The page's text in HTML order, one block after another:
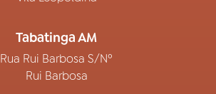
Tabatinga AM
Rua Rui Barbosa S/Nº
Rui Barbosa